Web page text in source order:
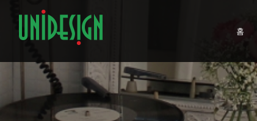
content
홈